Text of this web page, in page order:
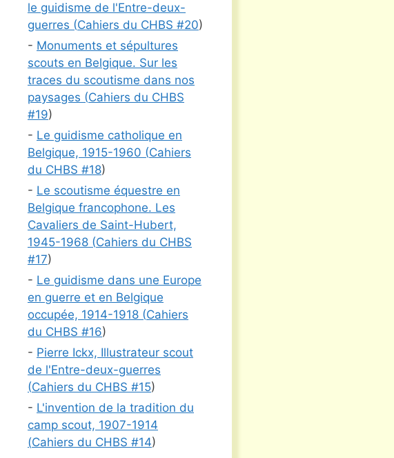
le guidisme de l'Entre-deux-
guerres (Cahiers du CHBS #20)
- Monuments et sépultures
scouts en Belgique. Sur les
traces du scoutisme dans nos
paysages (Cahiers du CHBS
#19)
- Le guidisme catholique en
Belgique, 1915-1960 (Cahiers
du CHBS #18)
- Le scoutisme équestre en
Belgique francophone. Les
Cavaliers de Saint-Hubert,
1945-1968 (Cahiers du CHBS
#17)
- Le guidisme dans une Europe
en guerre et en Belgique
occupée, 1914-1918 (Cahiers
du CHBS #16)
- Pierre Ickx, Illustrateur scout
de l'Entre-deux-guerres
(Cahiers du CHBS #15)
- L'invention de la tradition du
camp scout, 1907-1914
(Cahiers du CHBS #14)